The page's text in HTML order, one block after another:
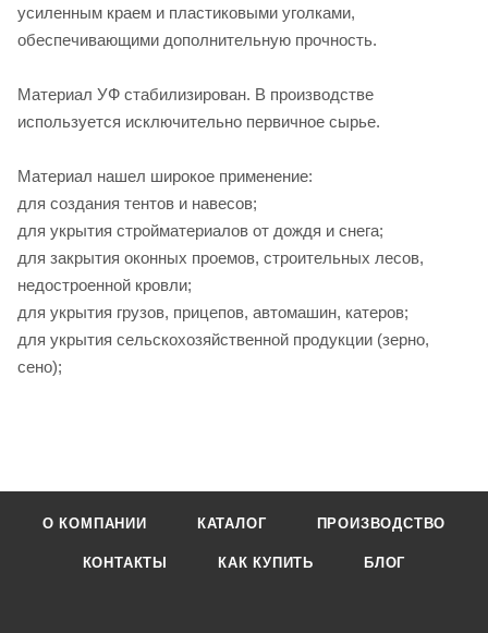
усиленным краем и пластиковыми уголками,
обеспечивающими дополнительную прочность.
Материал УФ стабилизирован. В производстве
используется исключительно первичное сырье.
Материал нашел широкое применение:
для создания тентов и навесов;
для укрытия стройматериалов от дождя и снега;
для закрытия оконных проемов, строительных лесов,
недостроенной кровли;
для укрытия грузов, прицепов, автомашин, катеров;
для укрытия сельскохозяйственной продукции (зерно,
сено);
О КОМПАНИИ КАТАЛОГ ПРОИЗВОДСТВО
КОНТАКТЫ КАК КУПИТЬ БЛОГ